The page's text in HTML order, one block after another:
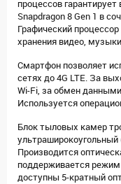
процессов
Snapdragon 8 Gen 1 в
Графический
хранения видео,
Смартфон позволяет
сетях до 4G LTE. За
Wi-Fi, за обмен
Используется
Блок тыловых камер
Производится
поддерживается
доступны 5-кратный